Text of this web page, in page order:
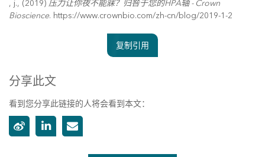
, j., (2019) 压力让你夜不能寐？归咎于您的HPA轴 - Crown
Bioscience. https://www.crownbio.com/zh-cn/blog/2019-1-2
复制引用
分享此文
看到您分享此链接的人将会看到本文：